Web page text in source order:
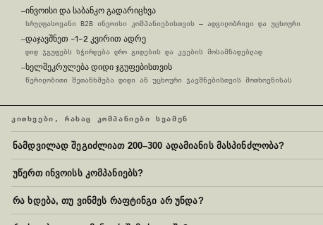
—ინვოისი და საბანკო გადარიცხვა
სრულფასოვანი B2B ინვოისი კომპანიებისთვის — ადგილობრივი და უცხოური
—დაჯავშნეთ ~1–2 კვირით ადრე
დიდ ჯგუფებს სჭირდება დრო გიდების და კვების მოსამზადებლად
—ხელშეკრულება დიდი ჯგუფებისთვის
წერილობითი შეთანხმება დიდი ან უცხოური ჯავშნებისთვის მოთხოვნისას
ᲙᲘᲗᲮᲕᲔᲑᲘ, ᲠᲐᲡᲐᲪ ᲙᲝᲛᲞᲐᲜᲘᲔᲑᲘ ᲡᲕᲐᲛᲔᲜ
ნამდვილად შეგიძლიათ 200–300 ადამიანის მასპინძლობა?
უწერთ ინვოისს კომპანიებს?
რა ხდება, თუ ვინმეს რაფტინგი არ უნდა?